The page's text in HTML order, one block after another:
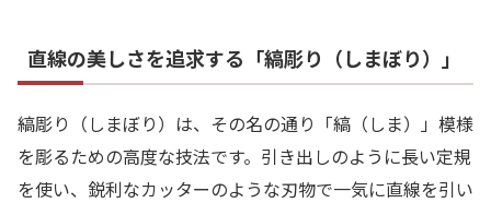
直線の美しさを追求する「縞彫り（しまぼり）」
縞彫り（しまぼり）は、その名の通り「縞（しま）」模様
を彫るための高度な技法です。引き出しのように長い定規
を使い、鋭利なカッターのような刃物で一気に直線を引い